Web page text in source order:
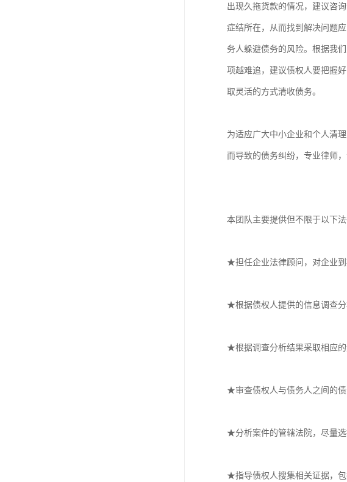
出现久拖货款的情况，建议咨
症结所在，从而找到解决问题
务人躲避债务的风险。根据我
项越难追，建议债权人要把握
取灵活的方式清收债务。
为适应广大中小企业和个人清
而导致的债务纠纷，专业律师，
本团队主要提供但不限于以下法
★担任企业法律顾问，对企业
★根据债权人提供的信息调查
★根据调查分析结果采取相应
★审查债权人与债务人之间的
★分析案件的管辖法院，尽量
★指导债权人搜集相关证据，